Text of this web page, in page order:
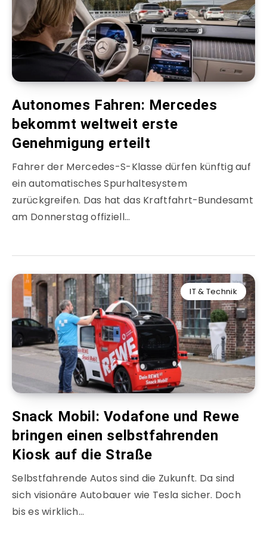
Autonomes Fahren: Mercedes
bekommt weltweit erste
Genehmigung erteilt
Fahrer der Mercedes-S-Klasse dürfen künftig auf
ein automatisches Spurhaltesystem
zurückgreifen. Das hat das Kraftfahrt-Bundesamt
am Donnerstag offiziell…
IT & Technik
Snack Mobil: Vodafone und Rewe
bringen einen selbstfahrenden
Kiosk auf die Straße
Selbstfahrende Autos sind die Zukunft. Da sind
sich visionäre Autobauer wie Tesla sicher. Doch
bis es wirklich…